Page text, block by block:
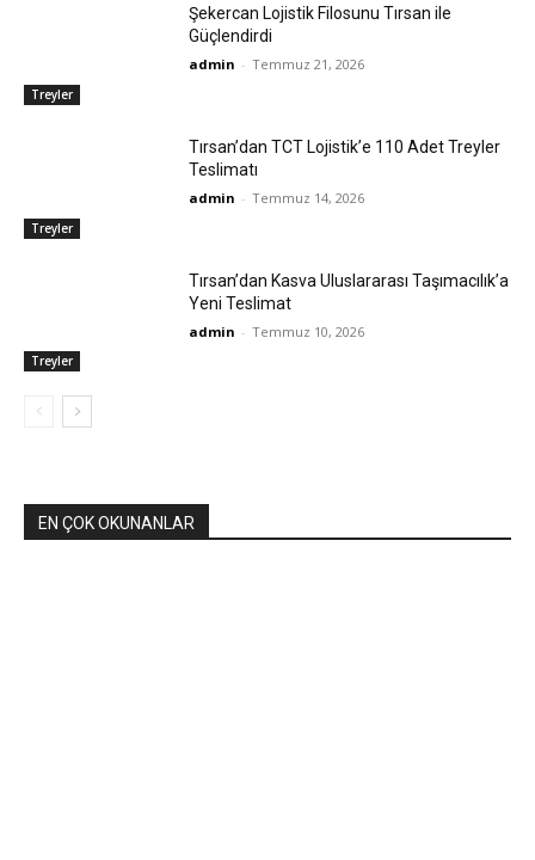
Treyler
Şekercan Lojistik Filosunu Tırsan ile
Güçlendirdi
admin - Temmuz 21, 2026
Treyler
Tırsan’dan TCT Lojistik’e 110 Adet Treyler
Teslimatı
admin - Temmuz 14, 2026
Treyler
Tırsan’dan Kasva Uluslararası Taşımacılık’a
Yeni Teslimat
admin - Temmuz 10, 2026
EN ÇOK OKUNANLAR